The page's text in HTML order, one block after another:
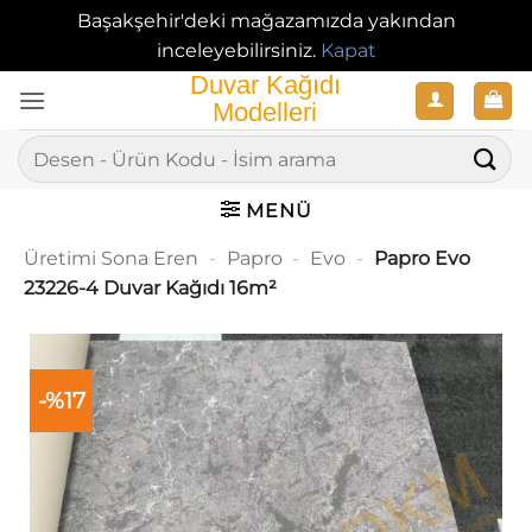
Başakşehir'deki mağazamızda yakından
inceleyebilirsiniz. Kapat
atla
Ara:
MENÜ
Üretimi Sona Eren - Papro - Evo - Papro Evo
23226-4 Duvar Kağıdı 16m²
-%17